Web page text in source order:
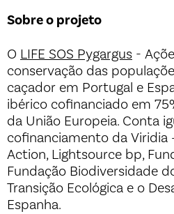
Sobre o projeto
O LIFE SOS Pygargus -
conservação das
caçador em Portugal e
ibérico cofinanciado em
da União Europeia. Conta
cofinanciamento da Viridia
Action, Lightsource bp,
Fundação Biodiversidade
Transição Ecológica e o
Espanha.